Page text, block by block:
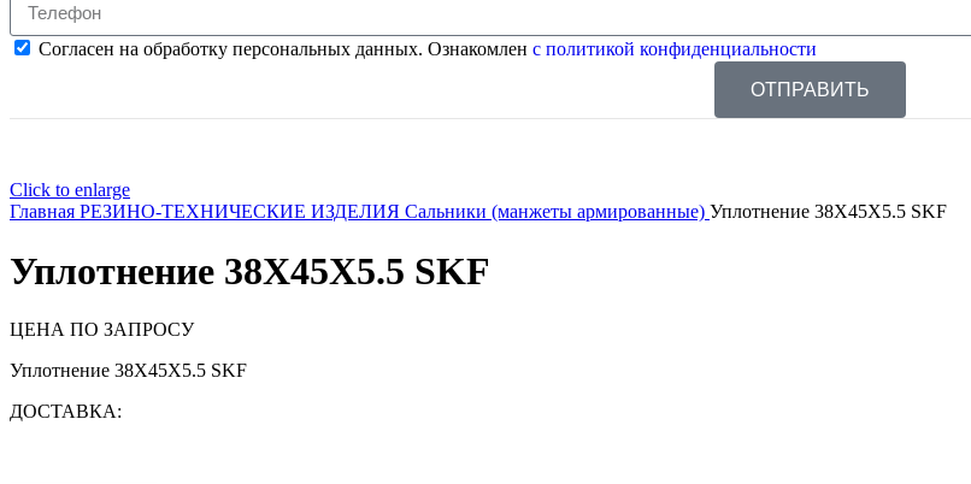
Согласен на обработку персональных данных. Ознакомлен с политикой конфиденциальности
ОТПРАВИТЬ
Click to enlarge
Главная РЕЗИНО-ТЕХНИЧЕСКИЕ ИЗДЕЛИЯ Сальники (манжеты армированные) Уплотнение 38X45X5.5 SKF
Уплотнение 38X45X5.5 SKF
ЦЕНА ПО ЗАПРОСУ
Уплотнение 38X45X5.5 SKF
ДОСТАВКА: